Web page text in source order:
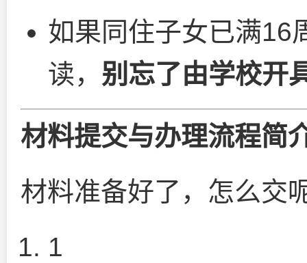
如果同住子女已满16
读， 别忘了由学校开
材料提交与办理流程简
材料准备好了，怎么交
1